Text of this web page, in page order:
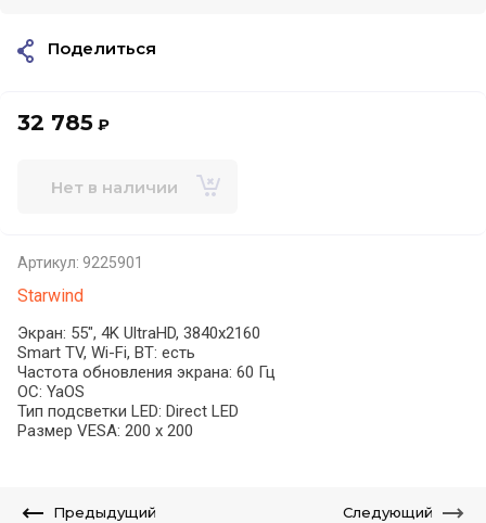
32 785 ₽
Нет в наличии
Артикул: 9225901
Starwind
Экран: 55", 4K UltraHD, 3840x2160
Smart TV, Wi-Fi, BT: есть
Частота обновления экрана: 60 Гц
ОС: YaOS
Тип подсветки LED: Direct LED
Размер VESA: 200 x 200
Поделиться
Предыдущий Следующий